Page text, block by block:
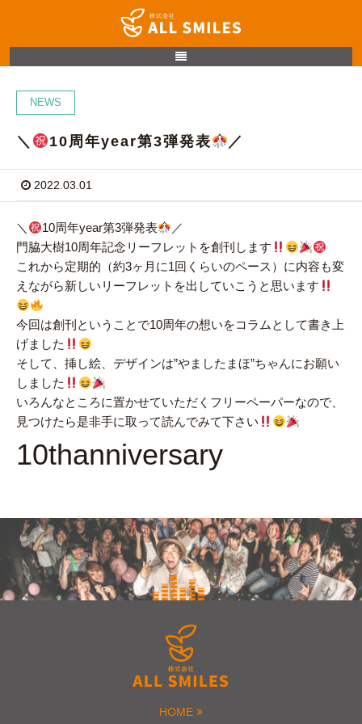
NEWS
＼ 10周年year第3弾発表 ／
2022.03.01
＼ 10周年year第3弾発表
／
門脇大樹10周年記念リーフレットを創刊します
これから定期的（約3ヶ月に1回くらいのペース）に内容も変
えながら新しいリーフレットを出していこうと思います
今回は創刊ということで10周年の想いをコラムとして書き上
げました
そして、挿し絵、デザインは”やましたまほ”ちゃんにお願い
しました
いろんなところに置かせていただくフリーペーパーなので、
見つけたら是非手に取って読んでみて下さい
10thanniversary
HOME